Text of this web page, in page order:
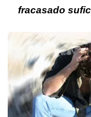
fracasado